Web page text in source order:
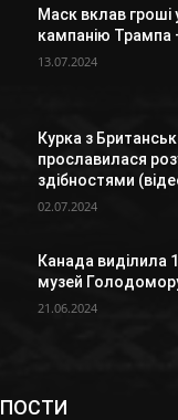
Маск вклав гроші
кампанію Трампа
13.07.2024
Курка з
прославилася
здібностями
02.07.2024
Канада виділила
музей
21.06.2024